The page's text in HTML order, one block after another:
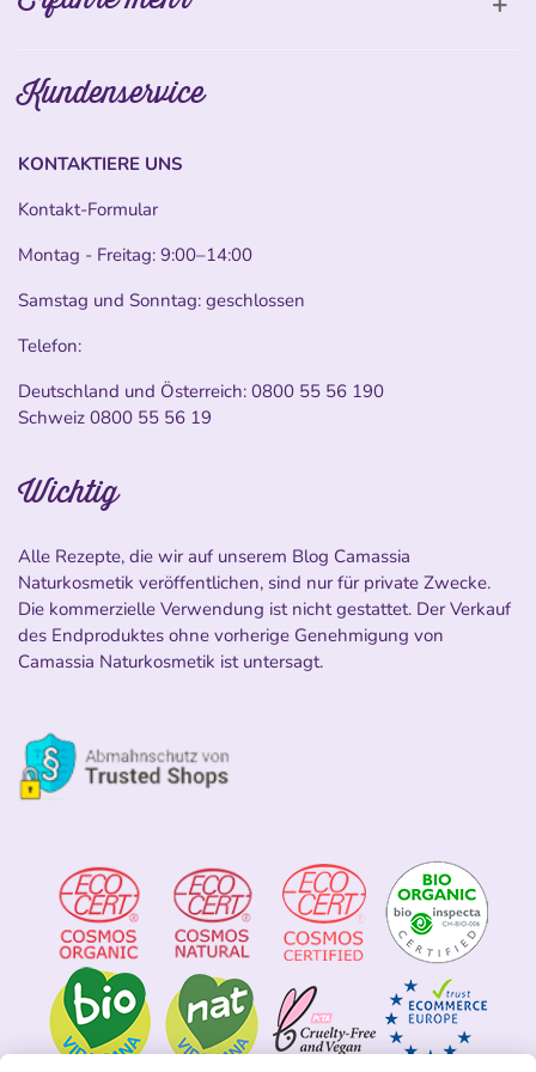
Kundenservice
KONTAKTIERE UNS
Kontakt-Formular
Montag - Freitag: 9:00–14:00
Samstag und Sonntag: geschlossen
Telefon:
Deutschland und Österreich: 0800 55 56 190
Schweiz 0800 55 56 19
Wichtig
Alle Rezepte, die wir auf unserem Blog Camassia
Naturkosmetik veröffentlichen, sind nur für private Zwecke.
Die kommerzielle Verwendung ist nicht gestattet. Der Verkauf
des Endproduktes ohne vorherige Genehmigung von
Camassia Naturkosmetik ist untersagt.